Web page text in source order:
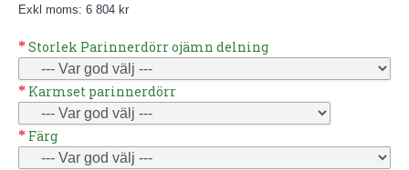
Exkl moms: 6 804 kr
Storlek Parinnerdörr ojämn delning
Karmset parinnerdörr
Färg